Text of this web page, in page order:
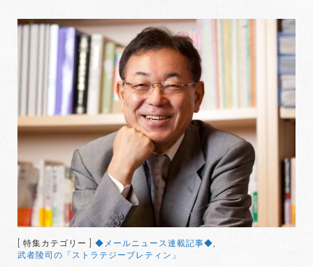
[ 特集カテゴリー ] ◆メールニュース連載記事◆
武者陵司の「ストラテジーブレティン」